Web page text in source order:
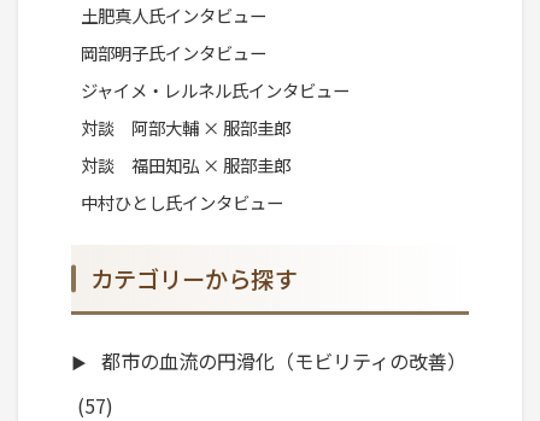
土肥真人氏インタビュー
岡部明子氏インタビュー
ジャイメ・レルネル氏インタビュー
対談 阿部大輔 × 服部圭郎
対談 福田知弘 × 服部圭郎
中村ひとし氏インタビュー
カテゴリーから探す
都市の血流の円滑化（モビリティの改善）
(57)